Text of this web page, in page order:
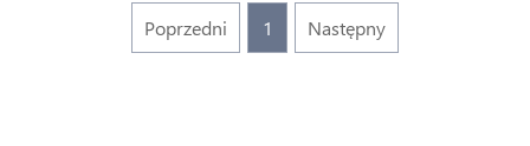
Poprzedni 1 Następny